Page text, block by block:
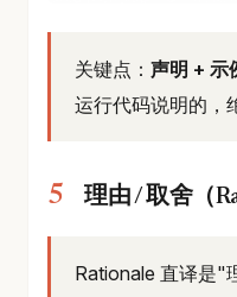
关键点： 声明 + 示
运行代码说明的，
理由 / 取舍（
Rationale 直译是"